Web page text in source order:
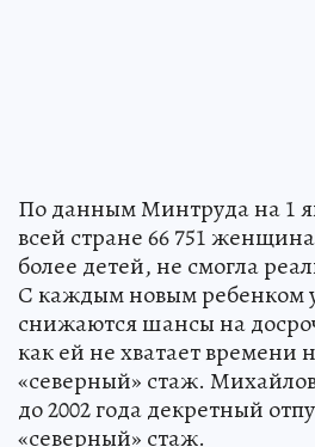
По данным Минтруда на 1
всей стране 66 751
более детей, не смогла
С каждым новым ребенком
снижаются шансы на
как ей не хватает времени
«северный» стаж.
до 2002 года декретный
«северный» стаж.